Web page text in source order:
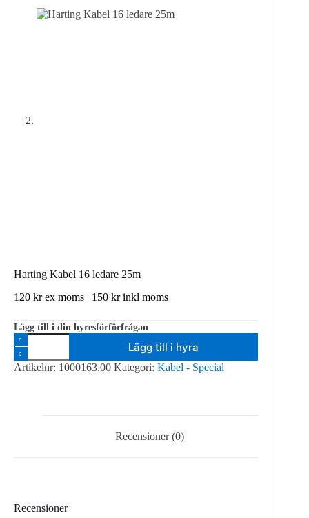
Harting Kabel 16 ledare 25m
120 krex moms | 150 krinkl moms
Lägg till i din hyresförförfrågan
Harting
Kabel
16
ledare
Lägg till i hyra
Artikelnr: 1000163.00 Kategori: Kabel - Special
Recensioner (0)
Recensioner